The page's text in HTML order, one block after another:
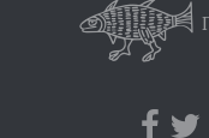
Позиція